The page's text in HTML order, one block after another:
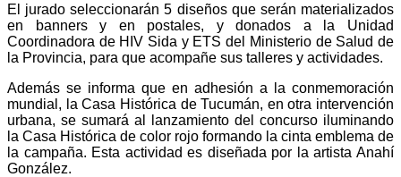
El jurado seleccionarán 5 diseños que serán materializados
en banners y en postales, y donados a la Unidad
Coordinadora de HIV Sida y ETS del Ministerio de Salud de
la Provincia, para que acompañe sus talleres y actividades.
Además se informa que en adhesión a la conmemoración
mundial, la Casa Histórica de Tucumán, en otra intervención
urbana, se sumará al lanzamiento del concurso iluminando
la Casa Histórica de color rojo formando la cinta emblema de
la campaña. Esta actividad es diseñada por la artista Anahí
González.